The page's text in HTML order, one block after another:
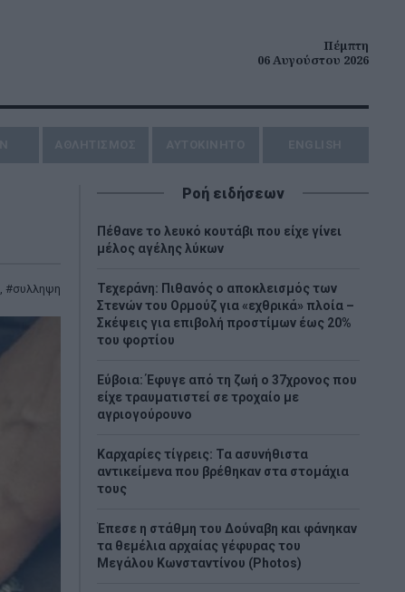
Πέμπτη
06 Αυγούστου 2026
, συλληψη
Ροή ειδήσεων
Πέθανε το λευκό κουτάβι που είχε γίνει
μέλος αγέλης λύκων
Τεχεράνη: Πιθανός ο αποκλεισμός των
Στενών του Ορμούζ για «εχθρικά» πλοία –
Σκέψεις για επιβολή προστίμων έως 20%
του φορτίου
Εύβοια: Έφυγε από τη ζωή ο 37χρονος που
είχε τραυματιστεί σε τροχαίο με
αγριογούρουνο
Καρχαρίες τίγρεις: Τα ασυνήθιστα
αντικείμενα που βρέθηκαν στα στομάχια
τους
Έπεσε η στάθμη του Δούναβη και φάνηκαν
τα θεμέλια αρχαίας γέφυρας του
Μεγάλου Κωνσταντίνου (Photos)